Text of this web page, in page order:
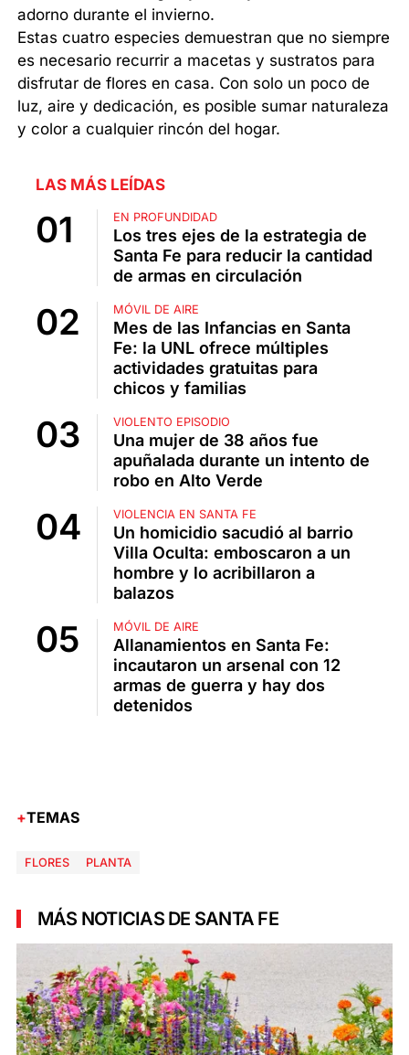
adorno durante el invierno.
Estas cuatro especies demuestran que no siempre
es necesario recurrir a macetas y sustratos para
disfrutar de flores en casa. Con solo un poco de
luz, aire y dedicación, es posible sumar naturaleza
y color a cualquier rincón del hogar.
LAS MÁS LEÍDAS
EN PROFUNDIDAD
Los tres ejes de la estrategia de
Santa Fe para reducir la cantidad
de armas en circulación
MÓVIL DE AIRE
Mes de las Infancias en Santa
Fe: la UNL ofrece múltiples
actividades gratuitas para
chicos y familias
VIOLENTO EPISODIO
Una mujer de 38 años fue
apuñalada durante un intento de
robo en Alto Verde
VIOLENCIA EN SANTA FE
Un homicidio sacudió al barrio
Villa Oculta: emboscaron a un
hombre y lo acribillaron a
balazos
MÓVIL DE AIRE
Allanamientos en Santa Fe:
incautaron un arsenal con 12
armas de guerra y hay dos
detenidos
TEMAS
FLORES PLANTA
MÁS NOTICIAS DE SANTA FE